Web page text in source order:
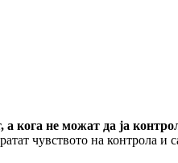
кога не можат да ја
чувството на контрола и